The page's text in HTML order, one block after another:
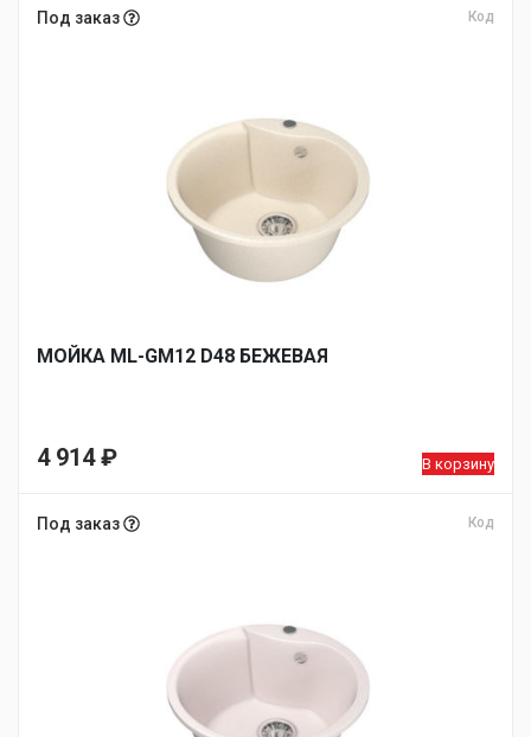
Под заказ Код
МОЙКA ML-GM12 D48 БЕЖЕВАЯ
4 914₽ В корзину
Под заказ Код